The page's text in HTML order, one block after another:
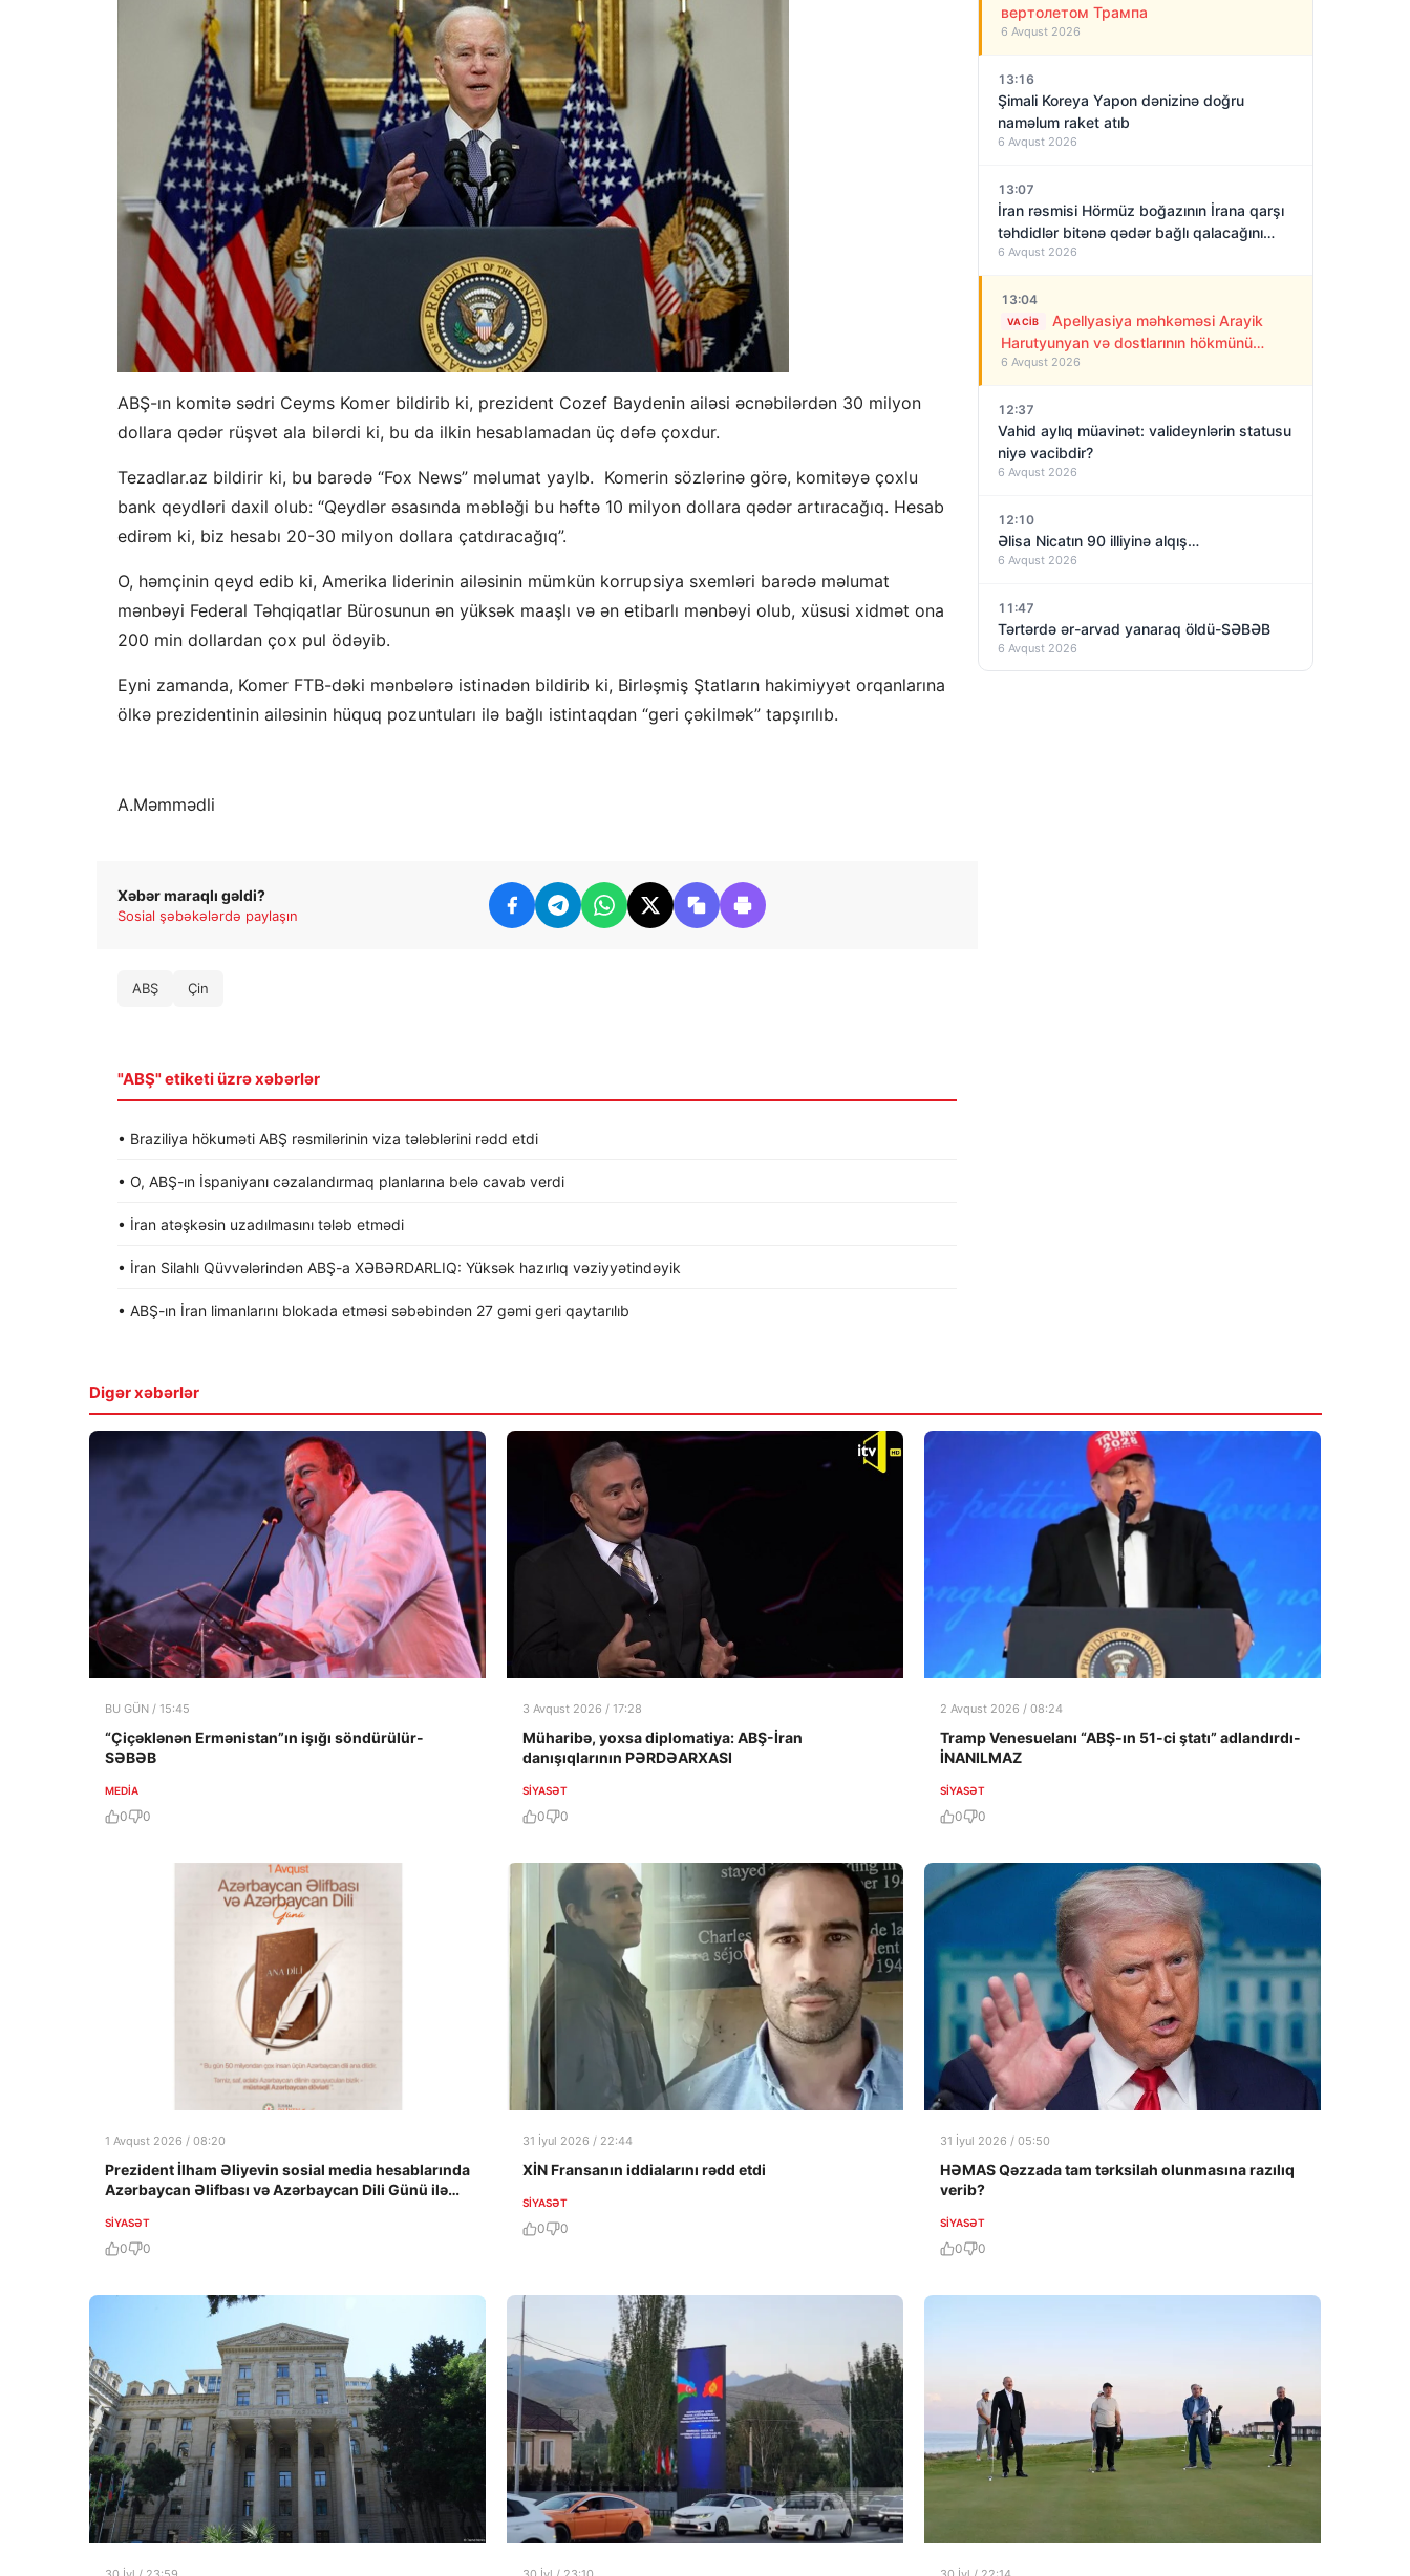
ABŞ-ın komitə sədri Ceyms Komer bildirib ki, prezident Cozef Baydenin ailəsi əcnəbilərdən 30 milyon
dollara qədər rüşvət ala bilərdi ki, bu da ilkin hesablamadan üç dəfə çoxdur.
Tezadlar.az bildirir ki, bu barədə “Fox News” məlumat yaylb. Komerin sözlərinə görə, komitəyə çoxlu
bank qeydləri daxil olub: “Qeydlər əsasında məbləği bu həftə 10 milyon dollara qədər artıracağıq. Hesab
edirəm ki, biz hesabı 20-30 milyon dollara çatdıracağıq”.
O, həmçinin qeyd edib ki, Amerika liderinin ailəsinin mümkün korrupsiya sxemləri barədə məlumat
mənbəyi Federal Təhqiqatlar Bürosunun ən yüksək maaşlı və ən etibarlı mənbəyi olub, xüsusi xidmət ona
200 min dollardan çox pul ödəyib.
Eyni zamanda, Komer FTB-dəki mənbələrə istinadən bildirib ki, Birləşmiş Ştatların hakimiyyət orqanlarına
ölkə prezidentinin ailəsinin hüquq pozuntuları ilə bağlı istintaqdan “geri çəkilmək” tapşırılıb.
A.Məmmədli
Xəbər maraqlı gəldi?
Sosial şəbəkələrdə paylaşın
ABŞ Çin
"ABŞ" etiketi üzrə xəbərlər
• Braziliya hökuməti ABŞ rəsmilərinin viza tələblərini rədd etdi
• O, ABŞ-ın İspaniyanı cəzalandırmaq planlarına belə cavab verdi
• İran atəşkəsin uzadılmasını tələb etmədi
• İran Silahlı Qüvvələrindən ABŞ-a XƏBƏRDARLIQ: Yüksək hazırlıq vəziyyətindəyik
• ABŞ-ın İran limanlarını blokada etməsi səbəbindən 27 gəmi geri qaytarılıb
вертолетом Трампа
6 Avqust 2026
13:16
Şimali Koreya Yapon dənizinə doğru
naməlum raket atıb
6 Avqust 2026
13:07
İran rəsmisi Hörmüz boğazının İrana qarşı
təhdidlər bitənə qədər bağlı qalacağını
deyir
6 Avqust 2026
13:04
VACIB
Apellyasiya məhkəməsi Arayik
Harutyunyan və dostlarının hökmünü
qüvvədə saxladı!
6 Avqust 2026
12:37
Vahid aylıq müavinət: valideynlərin statusu
niyə vacibdir?
6 Avqust 2026
12:10
Əlisa Nicatın 90 illiyinə alqış…
6 Avqust 2026
11:47
Tərtərdə ər-arvad yanaraq öldü-SƏBƏB
6 Avqust 2026
Digər xəbərlər
BU GÜN / 15:45
“Çiçəklənən Ermənistan”ın işığı söndürülür-
SƏBƏB
MEDİA
0 0
3 Avqust 2026 / 17:28
Müharibə, yoxsa diplomatiya: ABŞ-İran
danışıqlarının PƏRDƏARXASI
SIYASƏT
0 0
2 Avqust 2026 / 08:24
Tramp Venesuelanı “ABŞ-ın 51-ci ştatı” adlandırdı-
İNANILMAZ
SIYASƏT
0 0
1 Avqust 2026 / 08:20
Prezident İlham Əliyevin sosial media hesablarında
Azərbaycan Əlifbası və Azərbaycan Dili Günü ilə
SIYASƏT
0 0
31 İyul 2026 / 22:44
XİN Fransanın iddialarını rədd etdi
SIYASƏT
0 0
31 İyul 2026 / 05:50
HƏMAS Qəzzada tam tərksilah olunmasına razılıq
verib?
SIYASƏT
0 0